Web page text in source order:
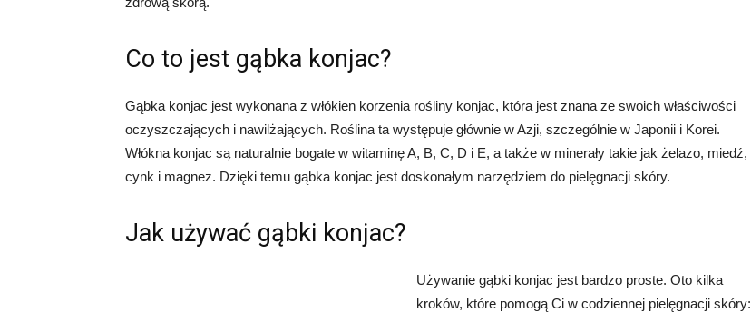
Co to jest gąbka konjac?
Gąbka konjac jest wykonana z włókien korzenia rośliny konjac, która jest znana ze swoich właściwości
oczyszczających i nawilżających. Roślina ta występuje głównie w Azji, szczególnie w Japonii i Korei.
Włókna konjac są naturalnie bogate w witaminę A, B, C, D i E, a także w minerały takie jak żelazo, miedź,
cynk i magnez. Dzięki temu gąbka konjac jest doskonałym narzędziem do pielęgnacji skóry.
Jak używać gąbki konjac?
Używanie gąbki konjac jest bardzo proste. Oto kilka
kroków, które pomogą Ci w codziennej pielęgnacji skóry: